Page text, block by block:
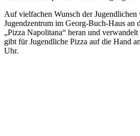
Auf vielfachen Wunsch der Jugendlichen
Jugendzentrum im Georg-Buch-Haus an
„Pizza Napolitana“ heran und
gibt für Jugendliche Pizza auf die Hand
Uhr.